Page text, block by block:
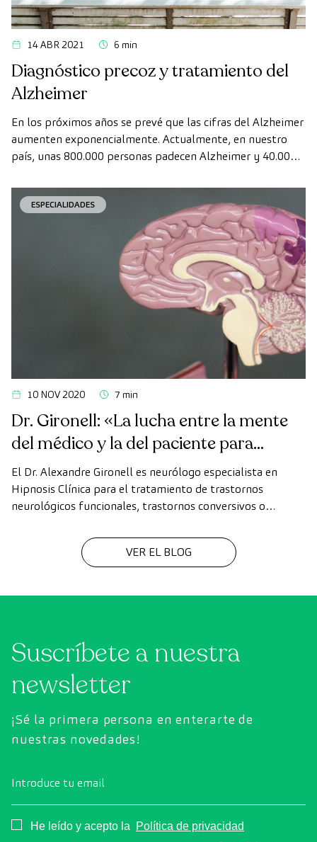
14 ABR 2021 6 min
Diagnóstico precoz y tratamiento del
Alzheimer
En los próximos años se prevé que las cifras del Alzheimer
aumenten exponencialmente. Actualmente, en nuestro
país, unas 800.000 personas padecen Alzheimer y 40.000
Sociedad Española de Neurología en su último informe de
2020. En 2015 había alrededor de 47 millones de personas
ESPECIALIDADES
10 NOV 2020 7 min
Dr. Gironell: «La lucha entre la mente
del médico y la del paciente para
vencer el trastorno es apasionante”
El Dr. Alexandre Gironell es neurólogo especialista en
Hipnosis Clínica para el tratamiento de trastornos
neurológicos funcionales, trastornos conversivos o
5% de las consultas neurológicas y el 75% de las personas
que la sufren son mujeres. Después de 10 años y más de
VER EL BLOG
Suscríbete a nuestra
newsletter
¡Sé la primera persona en enterarte de
nuestras novedades!
Introduce tu email
Consentimiento
He leído y acepto la
Política de privacidad